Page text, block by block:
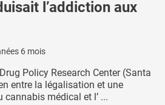
l’addiction aux
6 mois
Policy Research Center (Santa
entre la légalisation et une
médical et l’ ...